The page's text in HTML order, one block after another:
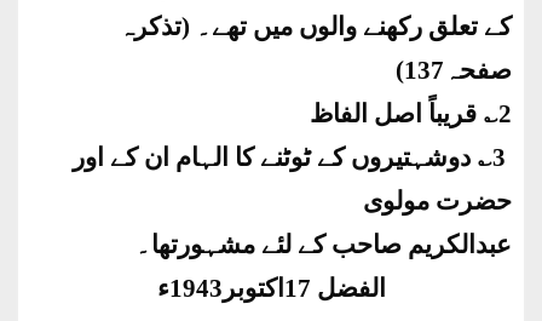
کے تعلق رکھنے والوں میں تھے۔ (تذکرہ
صفحہ137)
2؎ قریباً اصل الفاظ
3؎ دوشہتیروں کے ٹوٹنے کا الہام ان کے اور
حضرت مولوی
عبدالکریم صاحب کے لئے مشہورتھا۔
الفضل 17اکتوبر1943ء